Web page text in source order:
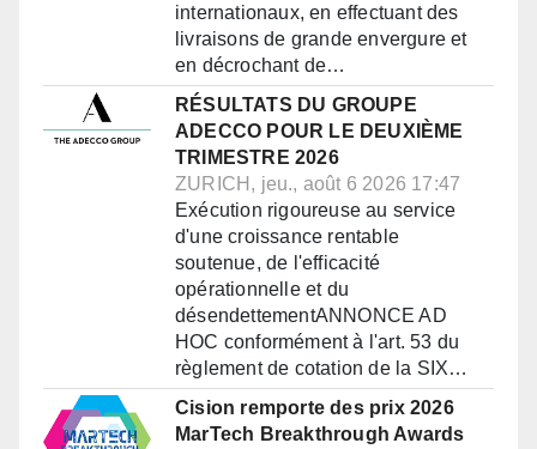
internationaux, en effectuant des
livraisons de grande envergure et
en décrochant de…
RÉSULTATS DU GROUPE
ADECCO POUR LE DEUXIÈME
TRIMESTRE 2026
ZURICH, jeu., août 6 2026 17:47
Exécution rigoureuse au service
d'une croissance rentable
soutenue, de l'efficacité
opérationnelle et du
désendettementANNONCE AD
HOC conformément à l'art. 53 du
règlement de cotation de la SIX…
Cision remporte des prix 2026
MarTech Breakthrough Awards